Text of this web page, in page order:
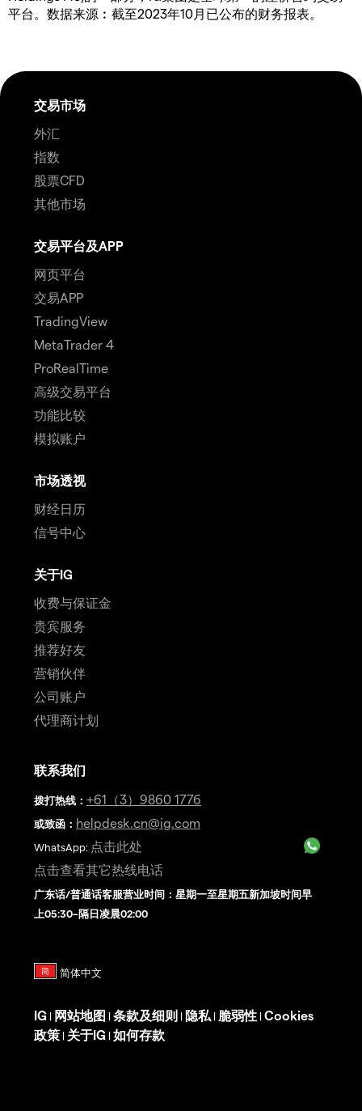
平台。数据来源︰截至2023年10月已公布的财务报表。
交易市场
外汇
指数
股票CFD
其他市场
交易平台及APP
网页平台
交易APP
TradingView
MetaTrader 4
ProRealTime
高级交易平台
功能比较
模拟账户
市场透视
财经日历
信号中心
关于IG
收费与保证金
贵宾服务
推荐好友
营销伙伴
公司账户
代理商计划
联系我们
拨打热线 ： +61（3）9860 1776
或致函： helpdesk.cn@ig.com
WhatsApp: 点击此处
点击查看其它热线电话
广东话/普通话客服营业时间：星期一至星期五新加坡时间早
上05:30–隔日凌晨02:00
IG | 网站地图 | 条款及细则 | 隐私 | 脆弱性 | Cookies
政策 | 关于IG | 如何存款